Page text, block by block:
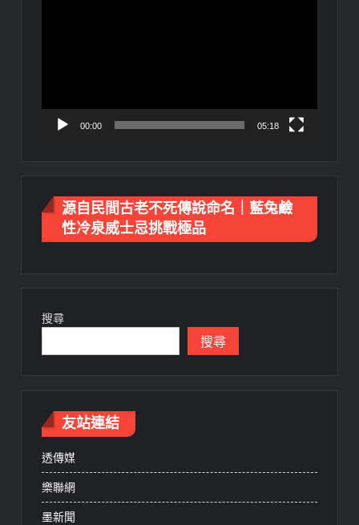
00:00 05:18
源自民間古老不死傳說命名｜藍兔鹼
性冷泉威士忌挑戰極品
搜尋
搜尋
友站連結
透傳媒
樂聯網
墨新聞